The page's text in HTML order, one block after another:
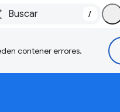
/
contener errores.